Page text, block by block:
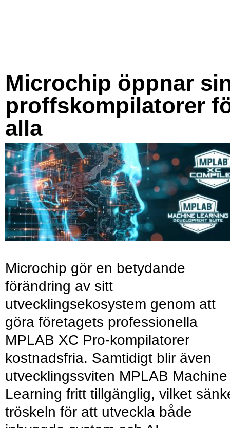
Microchip öppnar
proffskompilatorer
alla
Microchip gör en betydande
förändring av sitt
utvecklingsekosystem genom att
göra företagets professionella
MPLAB XC Pro-kompilatorer
kostnadsfria. Samtidigt blir även
utvecklingssviten MPLAB Machine
Learning fritt tillgänglig, vilket
tröskeln för att utveckla både